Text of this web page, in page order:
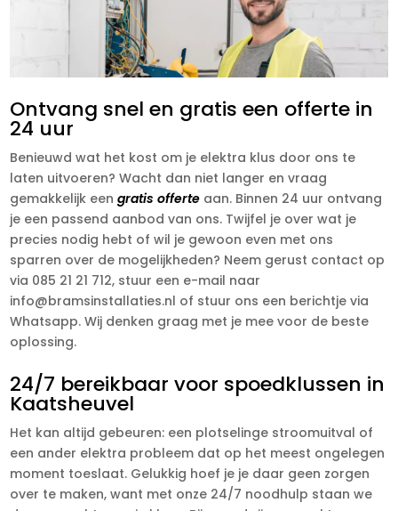
Ontvang snel en gratis een offerte in
24 uur
Benieuwd wat het kost om je elektra klus door ons te
laten uitvoeren? Wacht dan niet langer en vraag
gemakkelijk eengratis offerte aan. Binnen 24 uur ontvang
je een passend aanbod van ons. Twijfel je over wat je
precies nodig hebt of wil je gewoon even met ons
sparren over de mogelijkheden? Neem gerust contact op
via 085 21 21 712, stuur een e-mail naar
info@bramsinstallaties.nl of stuur ons een berichtje via
Whatsapp. Wij denken graag met je mee voor de beste
oplossing.
24/7 bereikbaar voor spoedklussen in
Kaatsheuvel
Het kan altijd gebeuren: een plotselinge stroomuitval of
een ander elektra probleem dat op het meest ongelegen
moment toeslaat. Gelukkig hoef je je daar geen zorgen
over te maken, want met onze 24/7 noodhulp staan we